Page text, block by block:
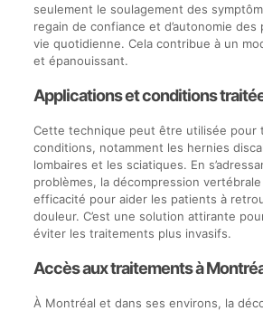
seulement le soulagement des
regain de confiance et d’autonomie
vie quotidienne. Cela contribue à un
et épanouissant.
Applications et conditions
Cette technique peut être utilisée pour
conditions, notamment les hernies
lombaires et les sciatiques. En
problèmes, la décompression
efficacité pour aider les patients à
douleur. C’est une solution attirante
éviter les traitements plus invasifs.
Accès aux traitements à
À Montréal et dans ses environs, la